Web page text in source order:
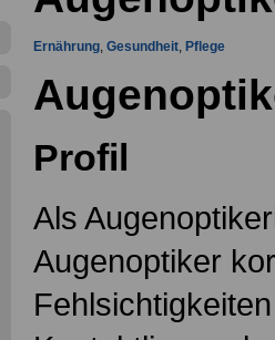
Ernährung, Gesundheit, Pflege
Profil
Als
Augenoptiker